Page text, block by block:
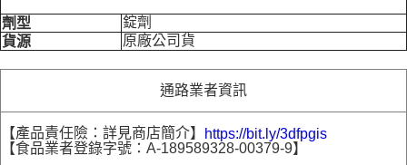
劑型
錠劑
貨源
原廠公司貨
通路業者資訊
【產品責任險：詳見商店簡介】
https://bit.ly/3dfpgis
【食品業者登錄字號：A-189589328-00379-9】